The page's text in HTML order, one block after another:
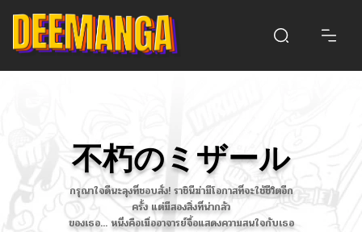
不朽のミザール
กรุณาใจดีนะลุงที่ชอบสั่ง! ราชินีฆ่ามีโอกาสที่จะใช้ชีวิตอีก
ครั้ง แต่มีสองสิ่งที่น่ากลัว
ของเธอ... หนึ่งคือเมื่ออาจารย์จื้อแสดงความสนใจกับเธอ